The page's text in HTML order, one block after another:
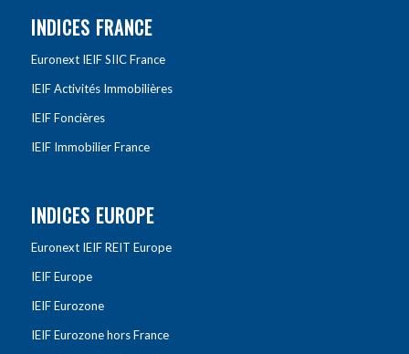
INDICES FRANCE
Euronext IEIF SIIC France
IEIF Activités Immobilières
IEIF Foncières
IEIF Immobilier France
INDICES EUROPE
Euronext IEIF REIT Europe
IEIF Europe
IEIF Eurozone
IEIF Eurozone hors France